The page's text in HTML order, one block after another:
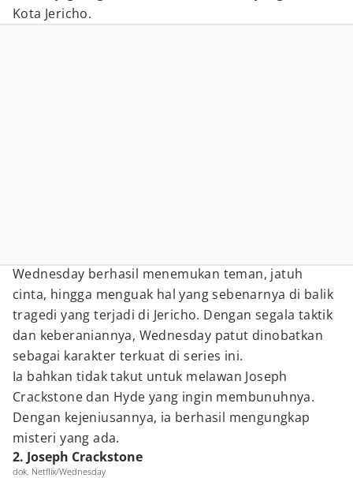
Kota Jericho.
Wednesday berhasil menemukan teman, jatuh
cinta, hingga menguak hal yang sebenarnya di balik
tragedi yang terjadi di Jericho. Dengan segala taktik
dan keberaniannya, Wednesday patut dinobatkan
sebagai karakter terkuat di series ini.
Ia bahkan tidak takut untuk melawan Joseph
Crackstone dan Hyde yang ingin membunuhnya.
Dengan kejeniusannya, ia berhasil mengungkap
misteri yang ada.
2. Joseph Crackstone
dok. Netflix/Wednesday